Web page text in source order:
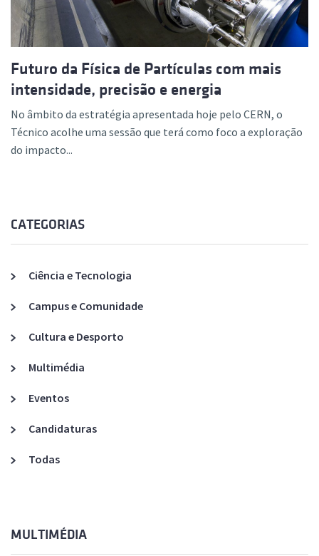
Futuro da Física de Partículas com mais
intensidade, precisão e energia
No âmbito da estratégia apresentada hoje pelo CERN, o
Técnico acolhe uma sessão que terá como foco a exploração
do impacto...
CATEGORIAS
Ciência e Tecnologia
Campus e Comunidade
Cultura e Desporto
Multimédia
Eventos
Candidaturas
Todas
MULTIMÉDIA